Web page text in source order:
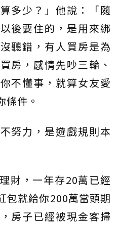
多少？」他說：「隨
後要住的，是用來綁
聽錯，有人買房是為
房，感情先吵三輪、
不懂事，就算女友愛
條件。
努力，是遊戲規則本
財，一年存20萬已經
包就給你200萬當頭期
房子已經被現金客掃